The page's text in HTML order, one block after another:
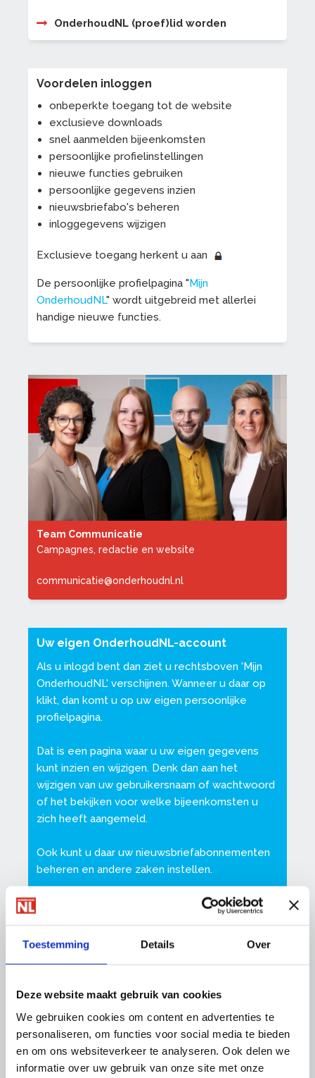
Toestemming Details Over
Deze website maakt gebruik van cookies
We gebruiken cookies om content en advertenties te
personaliseren, om functies voor social media te bieden
en om ons websiteverkeer te analyseren. Ook delen we
informatie over uw gebruik van onze site met onze
OnderhoudNL (proef)lid worden
Voordelen inloggen
onbeperkte toegang tot de website
exclusieve downloads
snel aanmelden bijeenkomsten
persoonlijke profielinstellingen
nieuwe functies gebruiken
persoonlijke gegevens inzien
nieuwsbriefabo's beheren
inloggegevens wijzigen
Exclusieve toegang herkent u aan
De persoonlijke profielpagina "Mijn
OnderhoudNL" wordt uitgebreid met allerlei
handige nieuwe functies.
Team Communicatie
Campagnes, redactie en website
communicatie@onderhoudnl.nl
Uw eigen OnderhoudNL-account
Als u inlogd bent dan ziet u rechtsboven 'Mijn
OnderhoudNL' verschijnen. Wanneer u daar op
klikt, dan komt u op uw eigen persoonlijke
profielpagina.
Dat is een pagina waar u uw eigen gegevens
kunt inzien en wijzigen. Denk dan aan het
wijzigen van uw gebruikersnaam of wachtwoord
of het bekijken voor welke bijeenkomsten u
zich heeft aangemeld.
Ook kunt u daar uw nieuwsbriefabonnementen
beheren en andere zaken instellen.
Zorg dat uw gegevens altijd up-to-date zijn, op
voorzien.
Meest gestelde vragen over inloggen
Heeft u problemen bij het inloggen? Wij
helpen u met antwoorden op deze vragen: